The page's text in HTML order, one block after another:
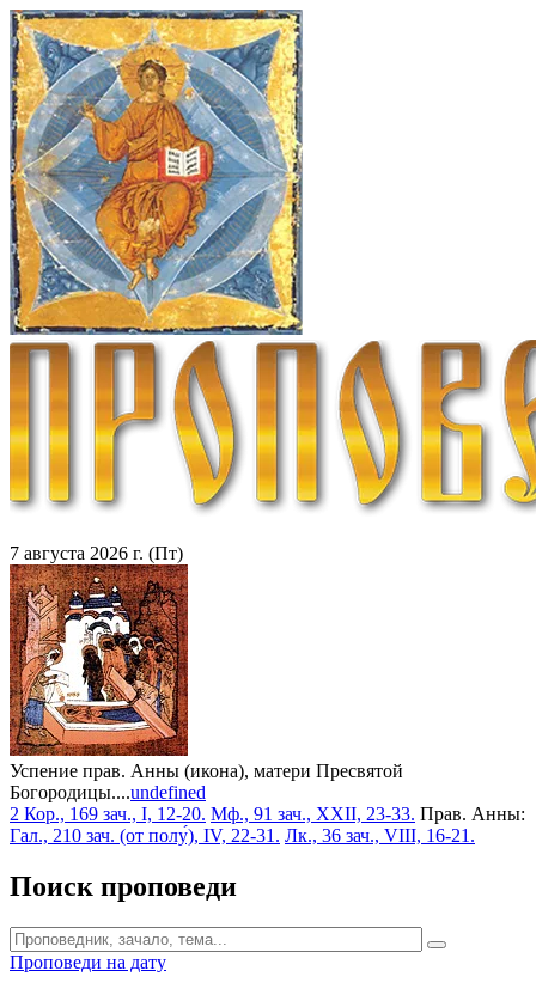
7 августа 2026 г. (Пт)
Успение прав. Анны (икона), матери Пресвятой
Богородицы....undefined
2 Кор., 169 зач., I, 12-20. Мф., 91 зач., XXII, 23-33. Прав. Анны:
Гал., 210 зач. (от полу́), IV, 22-31. Лк., 36 зач., VIII, 16-21.
Поиск проповеди
Проповеди на дату